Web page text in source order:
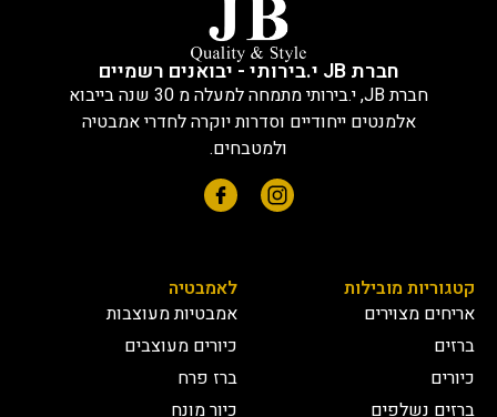
חברת JB י.בירותי - יבואנים רשמיים
חברת JB, י.בירותי מתמחה למעלה מ 30 שנה בייבוא
אלמנטים ייחודיים וסדרות יוקרה לחדרי אמבטיה
ולמטבחים.
קטגוריות מובילות
אריחים מצוירים
ברזים
כיורים
ברזים נשלפים
לאמבטיה
אמבטיות מעוצבות
כיורים מעוצבים
ברז פרח
כיור מונח